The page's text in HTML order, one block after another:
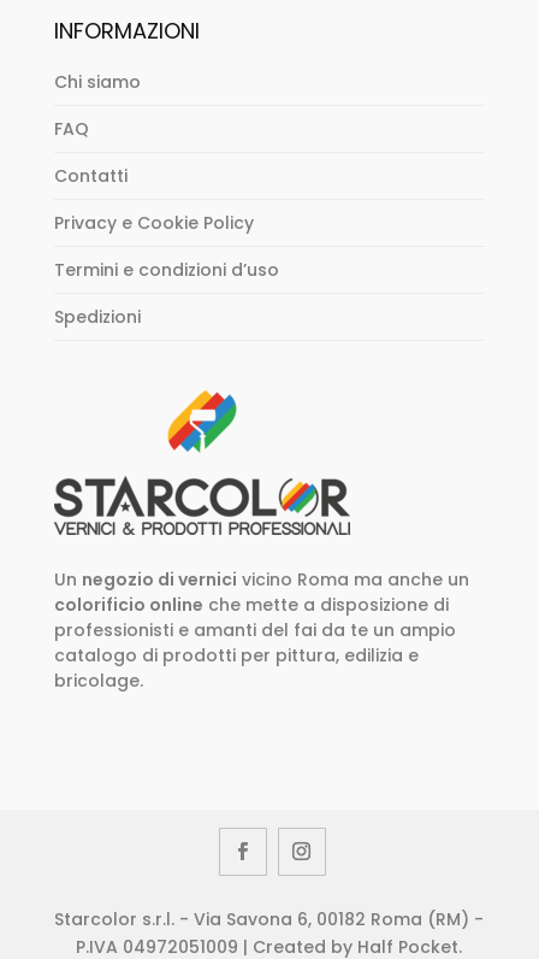
INFORMAZIONI
Chi siamo
FAQ
Contatti
Privacy e Cookie Policy
Termini e condizioni d’uso
Spedizioni
Un negozio di vernici vicino Roma ma anche un
colorificio online che mette a disposizione di
professionisti e amanti del fai da te un ampio
catalogo di prodotti per pittura, edilizia e
bricolage.
Starcolor s.r.l. - Via Savona 6, 00182 Roma (RM) -
P.IVA 04972051009 | Created by Half Pocket.